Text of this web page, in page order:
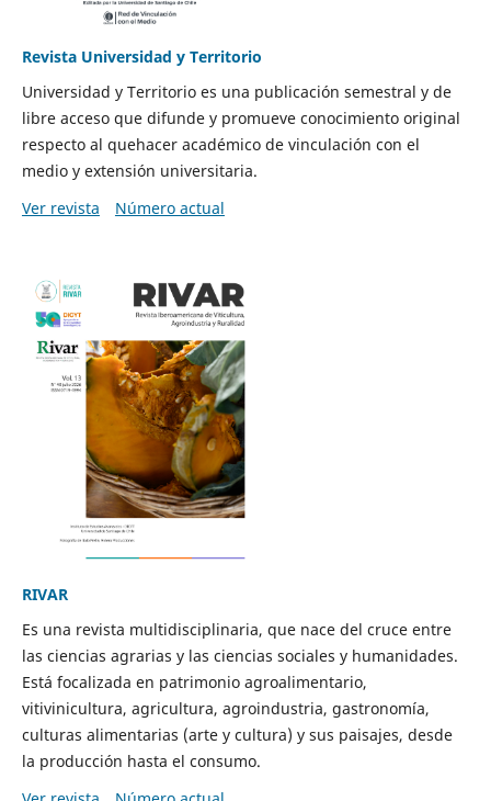
Revista Universidad y Territorio
Universidad y Territorio es una publicación semestral y de
libre acceso que difunde y promueve conocimiento original
respecto al quehacer académico de vinculación con el
medio y extensión universitaria.
Ver revista
Número actual
RIVAR
Es una revista multidisciplinaria, que nace del cruce entre
las ciencias agrarias y las ciencias sociales y humanidades.
Está focalizada en patrimonio agroalimentario,
vitivinicultura, agricultura, agroindustria, gastronomía,
culturas alimentarias (arte y cultura) y sus paisajes, desde
la producción hasta el consumo.